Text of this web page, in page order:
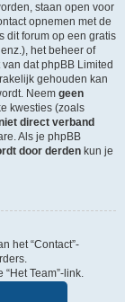
staan open voor
opnemen met de
dit forum op een gratis
het beheer of
dat phpBB Limited
gehouden kan
Neem geen
kwesties (zoals
direct verband
Als je phpBB
door derden kun je
het “Contact”-
Team”-link.